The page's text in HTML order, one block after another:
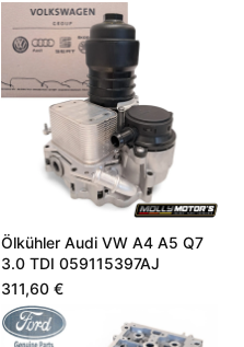
Ölkühler Audi VW A4 A5 Q7
3.0 TDI 059115397AJ
311,60 €